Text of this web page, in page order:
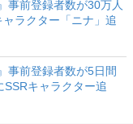
事前登録者数が30万人
ラクター「ニナ」追
事前登録者数が5日間
キャラクター追